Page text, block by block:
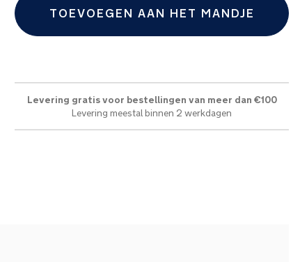
TOEVOEGEN AAN HET MANDJE
Levering gratis voor bestellingen van meer dan €100
Levering meestal binnen 2 werkdagen